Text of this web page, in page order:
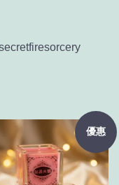
優惠